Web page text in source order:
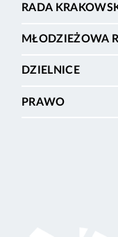
RADA
MŁODZIEŻOWA
DZIELNICE
PRAWO